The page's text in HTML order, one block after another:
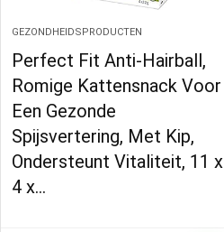
GEZONDHEIDSPRODUCTEN
Perfect Fit Anti-Hairball,
Romige Kattensnack Voor
Een Gezonde
Spijsvertering, Met Kip,
Ondersteunt Vitaliteit, 11 x
4 x…